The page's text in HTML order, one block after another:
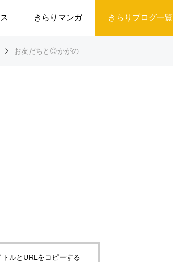
きらりマンガ きらりブログ一覧
お友だちと😊かがの
ルとURLをコピーする